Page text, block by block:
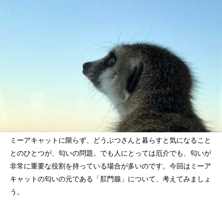
ミーアキャットに限らず、どうぶつさんと暮らすと気になること
とのひとつが、匂いの問題。でも人にとっては厄介でも、匂いが
非常に重要な役割を持っている場合が多いのです。今回はミーア
キャットの匂いの元である「肛門腺」について、考えてみましょ
う。